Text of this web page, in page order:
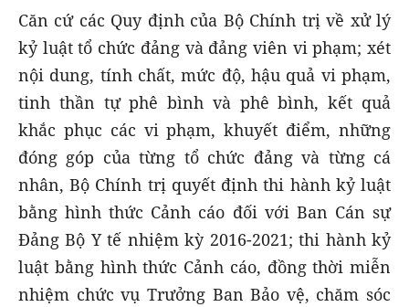
Căn cứ các Quy định của Bộ Chính trị về xử lý
kỷ luật tổ chức đảng và đảng viên vi phạm; xét
nội dung, tính chất, mức độ, hậu quả vi phạm,
tinh thần tự phê bình và phê bình, kết quả
khắc phục các vi phạm, khuyết điểm, những
đóng góp của từng tổ chức đảng và từng cá
nhân, Bộ Chính trị quyết định thi hành kỷ luật
bằng hình thức Cảnh cáo đối với Ban Cán sự
Đảng Bộ Y tế nhiệm kỳ 2016-2021; thi hành kỷ
luật bằng hình thức Cảnh cáo, đồng thời miễn
nhiệm chức vụ Trưởng Ban Bảo vệ, chăm sóc